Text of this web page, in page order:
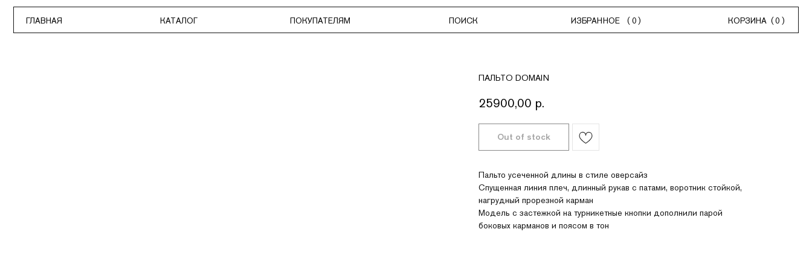
ГЛАВНАЯ КАТАЛОГ ПОКУПАТЕЛЯМ )
ПАЛЬТО DOMAIN
25900,00 р.
Пальто усеченной длины в стиле оверсайз
Спущенная линия плеч, длинный рукав с патами, воротник стойкой,
нагрудный прорезной карман
Модель с застежкой на турникетные кнопки дополнили парой
боковых карманов и поясом в тон